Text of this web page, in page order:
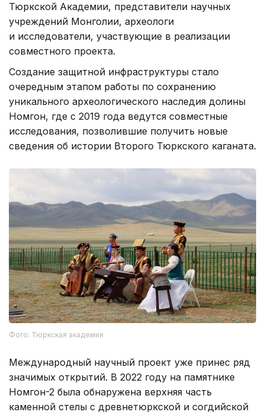
Тюркской Академии, представители научных
учреждений Монголии, археологи
и исследователи, участвующие в реализации
совместного проекта.
Создание защитной инфраструктуры стало
очередным этапом работы по сохранению
уникального археологического наследия долины
Номгон, где с 2019 года ведутся совместные
исследования, позволившие получить новые
сведения об истории Второго Тюркского каганата.
Фото: Тюркская академия
Международный научный проект уже принес ряд
значимых открытий. В 2022 году на памятнике
Номгон-2 была обнаружена верхняя часть
каменной стелы с древнетюркской и согдийской